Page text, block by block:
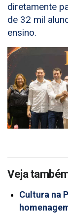
diretamente
de 32 mil
ensino.
Veja
Cultura na